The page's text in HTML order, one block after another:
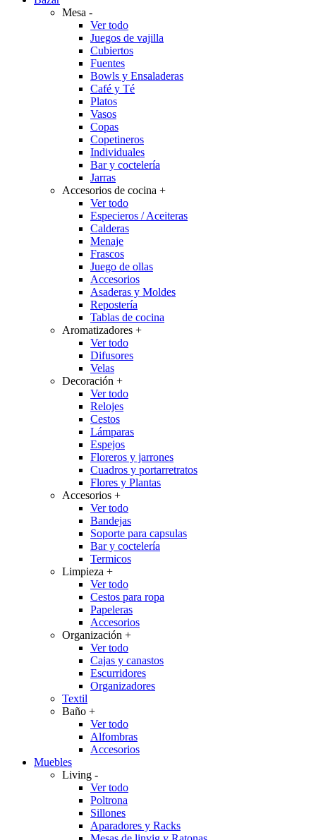
Mesa -
Ver todo
Juegos de vajilla
Cubiertos
Fuentes
Bowls y Ensaladeras
Café y Té
Platos
Vasos
Copas
Copetineros
Individuales
Bar y coctelería
Jarras
Accesorios de cocina +
Ver todo
Especieros / Aceiteras
Calderas
Menaje
Frascos
Juego de ollas
Accesorios
Asaderas y Moldes
Repostería
Tablas de cocina
Aromatizadores +
Ver todo
Difusores
Velas
Decoración +
Ver todo
Relojes
Cestos
Lámparas
Espejos
Floreros y jarrones
Cuadros y portarretratos
Flores y Plantas
Accesorios +
Ver todo
Bandejas
Soporte para capsulas
Bar y coctelería
Termicos
Limpieza +
Ver todo
Cestos para ropa
Papeleras
Accesorios
Organización +
Ver todo
Cajas y canastos
Escurridores
Organizadores
Textil
Baño +
Ver todo
Alfombras
Accesorios
Muebles
Living -
Ver todo
Poltrona
Sillones
Aparadores y Racks